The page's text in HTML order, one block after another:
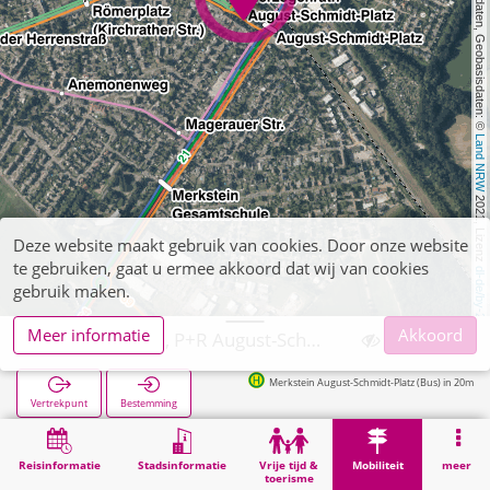
, Kartendaten, Geobasisdaten: ©
Land NRW
2021, Lizenz
dl-de/by-2-0
Reisinformatie Stadsinformatie
Vrije tijd &
toerisme
Mobiliteit meer
Vertrekpunt Bestemming
Merkstein August-Schmidt-Platz (Bus) in 20m
Mobiliteit Herzogenrath, P+R August-Schmidt-Platz
Deze website maakt gebruik van cookies. Door onze website
te gebruiken, gaat u ermee akkoord dat wij van cookies
gebruik maken.
Meer informatie
Akkoord